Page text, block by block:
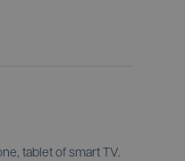
tablet of smart TV.